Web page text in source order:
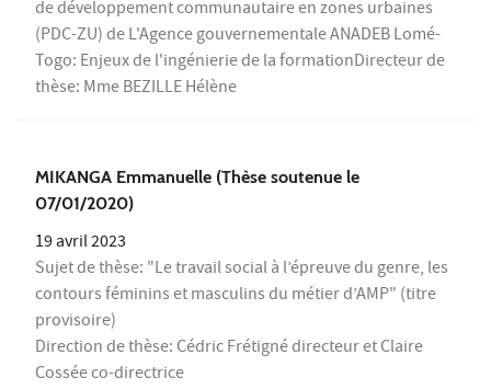
de développement communautaire en zones urbaines
(PDC-ZU) de L'Agence gouvernementale ANADEB Lomé-
Togo: Enjeux de l'ingénierie de la formationDirecteur de
thèse: Mme BEZILLE Hélène
MIKANGA Emmanuelle (Thèse soutenue le
07/01/2020)
19 avril 2023
Sujet de thèse: "Le travail social à l’épreuve du genre, les
contours féminins et masculins du métier d’AMP" (titre
provisoire)
Direction de thèse: Cédric Frétigné directeur et Claire
Cossée co-directrice